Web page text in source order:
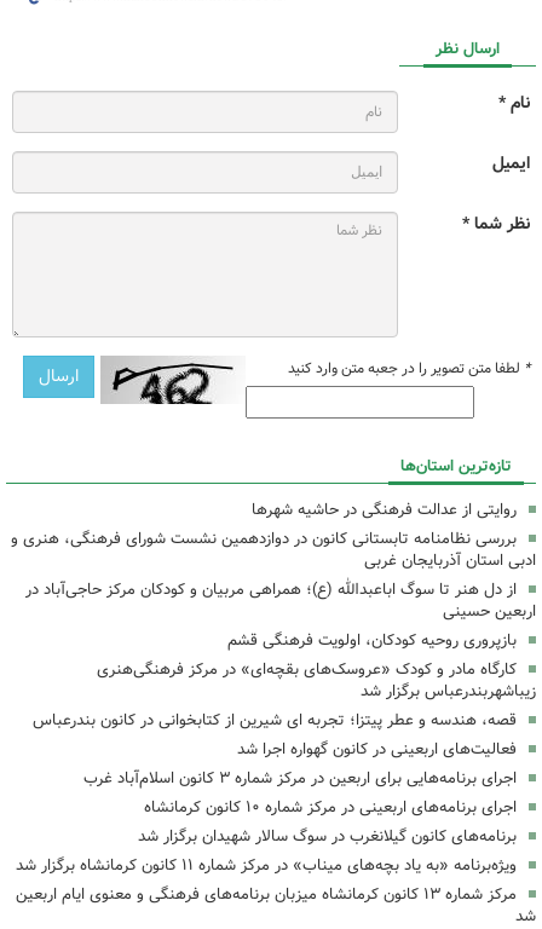
ارسال نظر
نام *
ایمیل
نظر شما *
* لطفا متن تصویر را در جعبه متن وارد کنید
تازه‌ترین استان‌ها
روایتی از عدالت فرهنگی در حاشیه شهرها
بررسی نظامنامه تابستانی کانون در دوازدهمین نشست شورای فرهنگی، هنری و
ادبی استان آذربایجان غربی
از دل هنر تا سوگ اباعبدالله (ع)؛ همراهی مربیان و کودکان مرکز حاجی‌آباد در
اربعین حسینی
بازپروری روحیه کودکان، اولویت فرهنگی قشم
کارگاه مادر و کودک «عروسک‌های بقچه‌ای» در مرکز فرهنگی‌هنری
زیباشهربندرعباس برگزار شد
قصه، هندسه و عطر پیتزا؛ تجربه ای شیرین از کتابخوانی در کانون بندرعباس
فعالیت‌های اربعینی در کانون گهواره اجرا شد
اجرای برنامه‌هایی برای اربعین در مرکز شماره ۳ کانون اسلام‌آباد غرب
اجرای برنامه‌های اربعینی در مرکز شماره ۱۰ کانون کرمانشاه
برنامه‌های کانون گیلانغرب در سوگ سالار شهیدان برگزار شد
ویژه‌برنامه «به یاد بچه‌های میناب» در مرکز شماره ۱۱ کانون کرمانشاه برگزار شد
مرکز شماره ۱۳ کانون کرمانشاه میزبان برنامه‌های فرهنگی و معنوی ایام اربعین
شد